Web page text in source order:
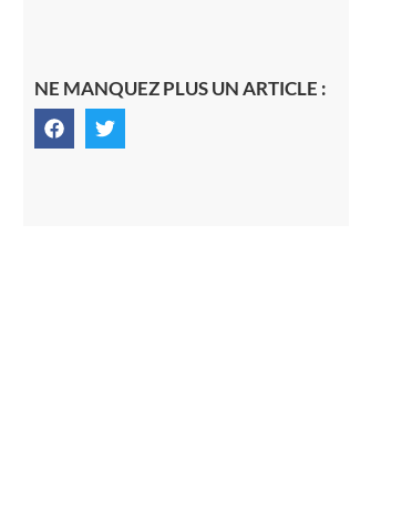
NE MANQUEZ PLUS UN ARTICLE :